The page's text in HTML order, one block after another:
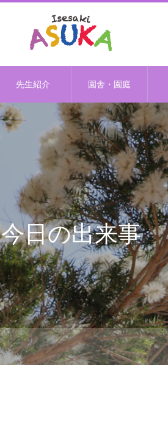
先生紹介 園舎・園庭
今日の出来事